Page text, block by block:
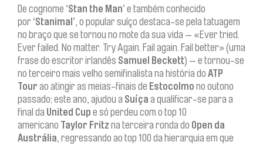
De cognome ‘Stan the Man’ e também conhecido
por ‘Stanimal’, o popular suíço destaca-se pela tatuagem
no braço que se tornou no mote da sua vida — «Ever tried.
Ever failed. No matter. Try Again. Fail again. Fail better» (uma
frase do escritor irlandês Samuel Beckett) — e tornou-se
no terceiro mais velho semifinalista na história do ATP
Tour ao atingir as meias-finais de Estocolmo no outono
passado; este ano, ajudou a Suíça a qualificar-se para a
final da United Cup e só perdeu com o top 10
americano Taylor Fritz na terceira ronda do Open da
Austrália, regressando ao top 100 da hierarquia em que